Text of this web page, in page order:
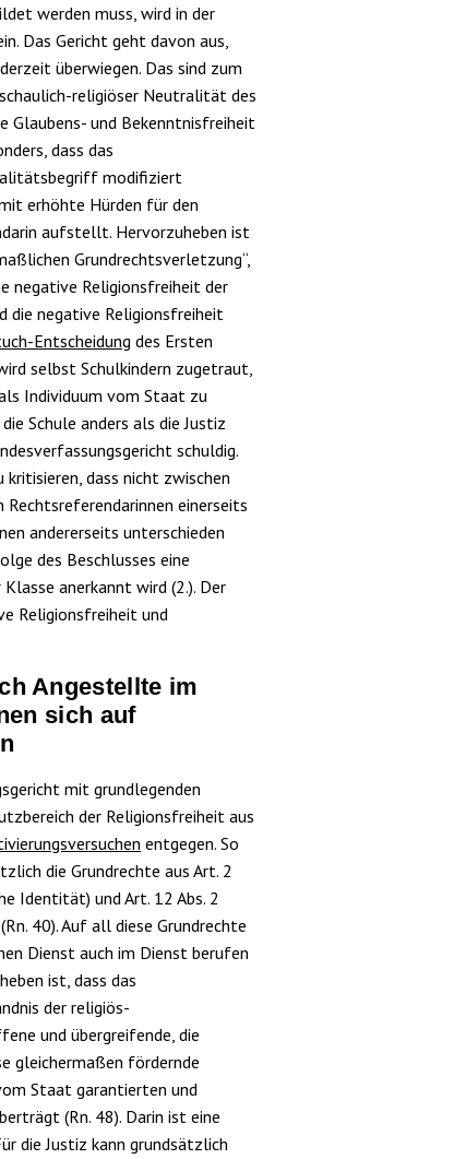
werden muss, wird in der
Das Gericht geht davon aus,
überwiegen. Das sind zum
religiöser Neutralität des
Glaubens- und Bekenntnisfreiheit
dass das
modifiziert
erhöhte Hürden für den
aufstellt. Hervorzuheben ist
Grundrechtsverletzung“,
negative Religionsfreiheit der
die negative Religionsfreiheit
Entscheidung des Ersten
selbst Schulkindern zugetraut,
Individuum vom Staat zu
Schule anders als die Justiz
schuldig.
kritisieren, dass nicht zwischen
einerseits
andererseits unterschieden
des Beschlusses eine
anerkannt wird (2.). Der
Religionsfreiheit und
Angestellte im
sich auf
mit grundlegenden
der Religionsfreiheit aus
entgegen. So
die Grundrechte aus Art. 2
Identität) und Art. 12 Abs. 2
40). Auf all diese Grundrechte
Dienst auch im Dienst berufen
ist, dass das
der religiös-
und übergreifende, die
gleichermaßen fördernde
Staat garantierten und
(Rn. 48). Darin ist eine
die Justiz kann grundsätzlich